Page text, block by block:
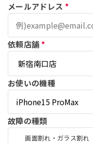
メールアドレス *
依頼店舗 *
お使いの機種
故障の種類
画面割れ・ガラス割れ